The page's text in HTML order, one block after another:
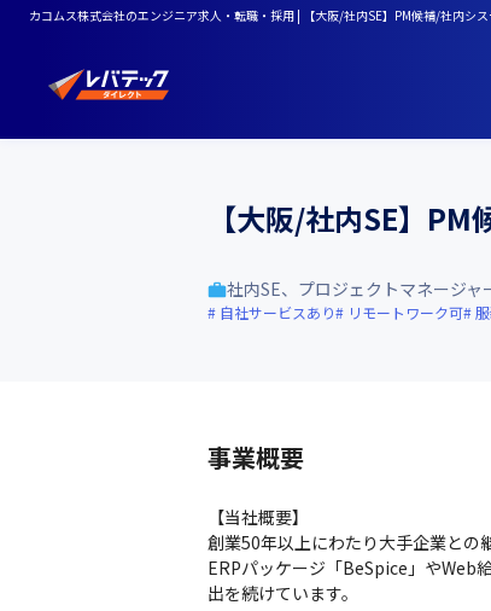
カコムス株式会社のエンジニア求人・転職・採用 | 【大阪/社内SE】PM候補/社内
【大阪/社内SE】
社内SE、プロジェクトマネージャ
自社サービスあり リモートワーク可
事業概要
【当社概要】
創業50年以上にわたり大手企業との
ERPパッケージ「BeSpice」やWeb
出を続けています。